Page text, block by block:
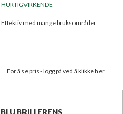
HURTIGVIRKENDE
Effektiv med mange bruksområder
For å se pris - logg på ved å klikke her
BLU BRILLERENS